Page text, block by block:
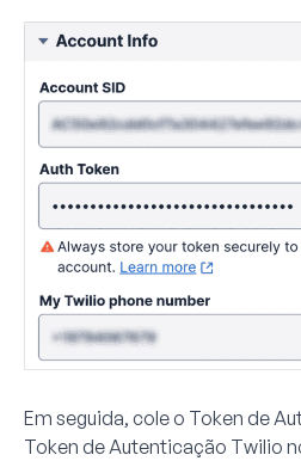
Em seguida, cole o Token de
Token de Autenticação Twilio